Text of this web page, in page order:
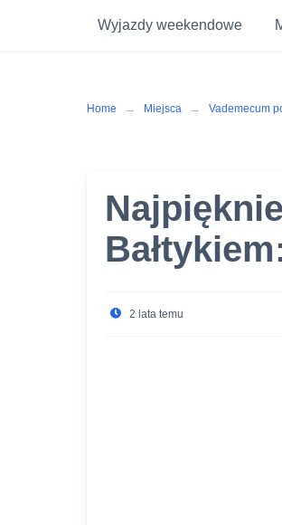
Wyjazdy weekendowe
Home Miejsca Vademecum
2 lata temu